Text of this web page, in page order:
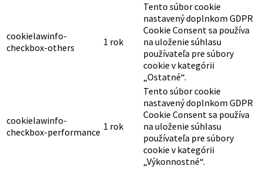
cookielawinfo-
checkbox-others
1 rok
Tento súbor cookie
nastavený doplnkom GDPR
Cookie Consent sa používa
na uloženie súhlasu
používateľa pre súbory
cookie v kategórii
„Ostatné“.
cookielawinfo-
checkbox-performance 1 rok
Tento súbor cookie
nastavený doplnkom GDPR
Cookie Consent sa používa
na uloženie súhlasu
používateľa pre súbory
cookie v kategórii
„Výkonnostné“.